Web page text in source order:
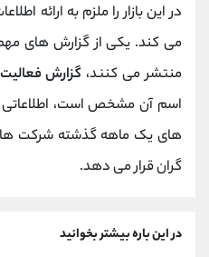
در این بازار را ملزم به ارائه
می کند. یکی از گزارش های
منتشر می کنند،گزارش
اسم آن مشخص است،
های یک ماهه گذشته شرکت ها در
گران قرار می دهد.
در این باره بیشتر بخوانید